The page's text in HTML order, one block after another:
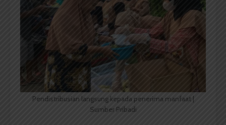
Pendistribusian langsung kepada penerima manfaat |
Sumber Pribadi